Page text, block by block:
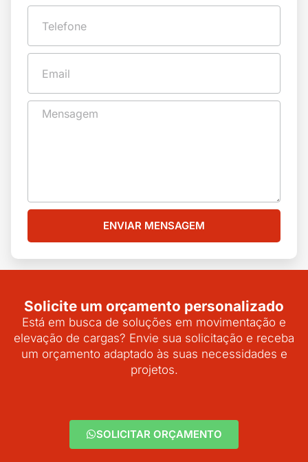
ENVIAR MENSAGEM
Solicite um orçamento personalizado
Está em busca de soluções em movimentação e
elevação de cargas? Envie sua solicitação e receba
um orçamento adaptado às suas necessidades e
projetos.
SOLICITAR ORÇAMENTO